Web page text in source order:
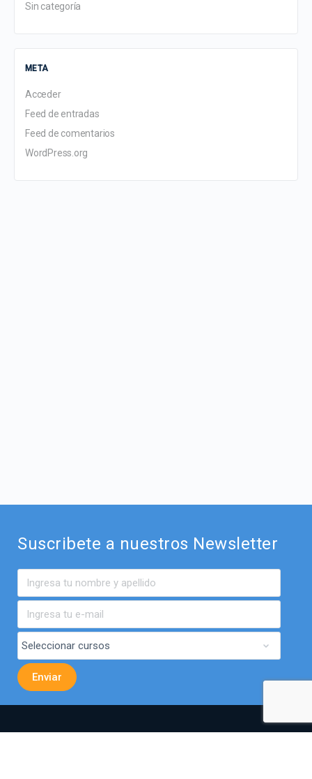
Sin categoría
META
Acceder
Feed de entradas
Feed de comentarios
WordPress.org
Suscribete a nuestros Newsletter